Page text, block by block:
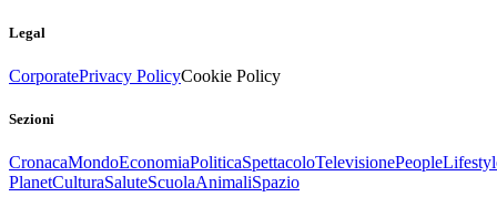
Legal
CorporatePrivacy PolicyCookie Policy
Sezioni
CronacaMondoEconomiaPoliticaSpettacoloTelevisionePeople
PlanetCulturaSaluteScuolaAnimaliSpazio